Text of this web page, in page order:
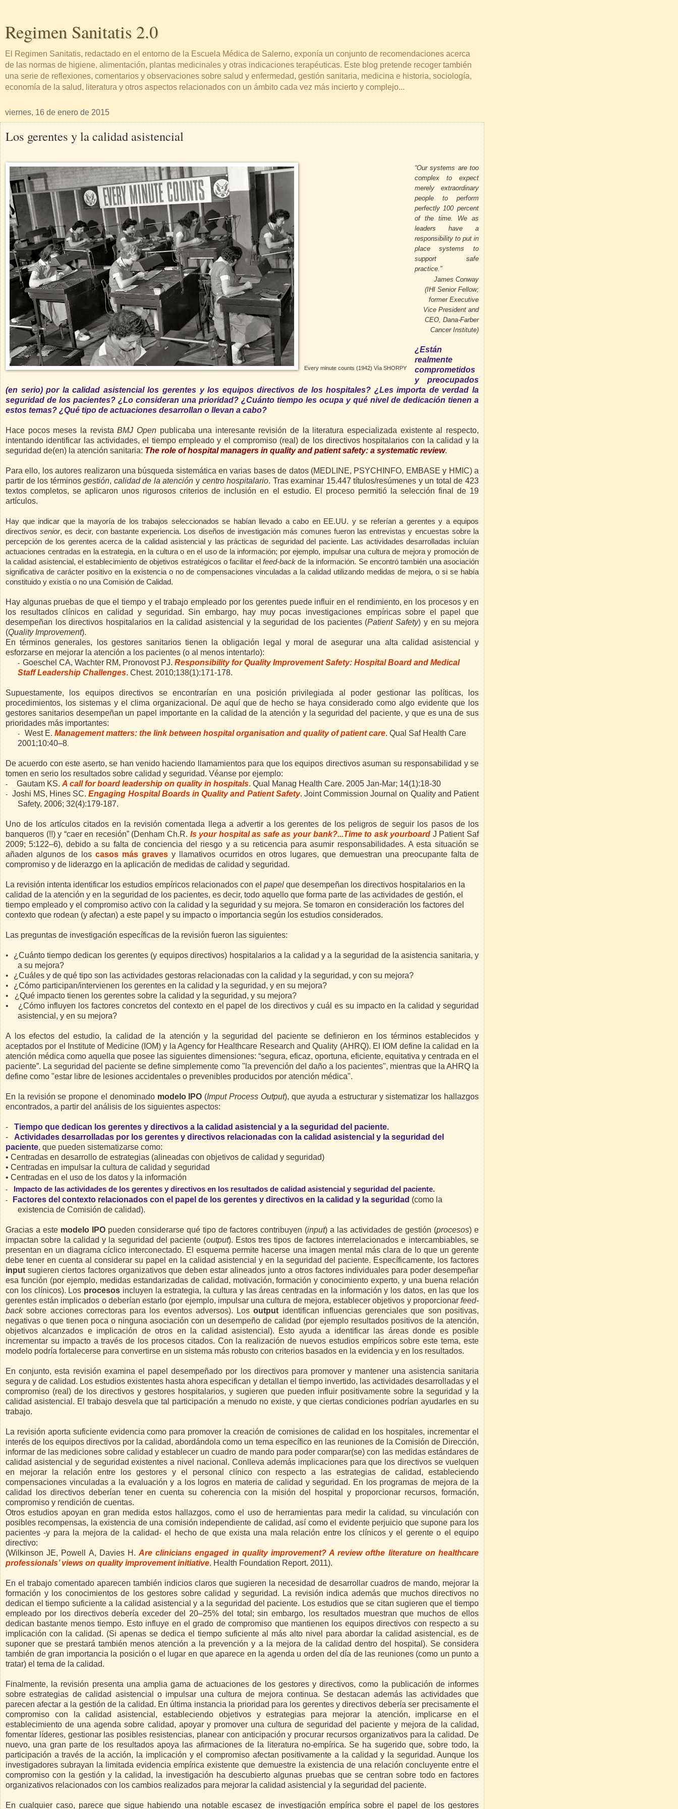
Regimen Sanitatis 2.0
El Regimen Sanitatis, redactado en el entorno de la Escuela Médica de Salerno, exponía un conjunto de recomendaciones acerca
de las normas de higiene, alimentación, plantas medicinales y otras indicaciones terapéuticas. Este blog pretende recoger también
una serie de reflexiones, comentarios y observaciones sobre salud y enfermedad, gestión sanitaria, medicina e historia, sociología,
economía de la salud, literatura y otros aspectos relacionados con un ámbito cada vez más incierto y complejo...
viernes, 16 de enero de 2015
Los gerentes y la calidad asistencial
Every minute counts (1942) Vía SHORPY
“Our systems are too
complex to expect
merely extraordinary
people to perform
perfectly 100 percent
of the time. We as
leaders have a
responsibility to put in
place systems to
support safe
practice.”
James Conway
(IHI Senior Fellow;
former Executive
Vice President and
CEO, Dana-Farber
Cancer Institute)
¿Están
realmente
comprometidos
y preocupados
(en serio) por la calidad asistencial los gerentes y los equipos directivos de los hospitales? ¿Les importa de verdad la
seguridad de los pacientes? ¿Lo consideran una prioridad? ¿Cuánto tiempo les ocupa y qué nivel de dedicación tienen a
estos temas? ¿Qué tipo de actuaciones desarrollan o llevan a cabo?
Hace pocos meses la revistaBMJ Openpublicaba una interesante revisión de la literatura especializada existente al respecto,
intentando identificar las actividades, el tiempo empleado y el compromiso (real) de los directivos hospitalarios con la calidad y la
seguridad de(en) la atención sanitaria: The role of hospital managers in quality and patient safety: a systematic review.
Para ello, los autores realizaron una búsqueda sistemática en varias bases de datos (MEDLINE, PSYCHINFO, EMBASE y HMIC) a
partir de los términosgestión, calidad de la atención y centro hospitalario. Tras examinar 15.447 títulos/resúmenes y un total de 423
textos completos, se aplicaron unos rigurosos criterios de inclusión en el estudio. El proceso permitió la selección final de 19
artículos.
Hay que indicar que la mayoría de los trabajos seleccionados se habían llevado a cabo en EE.UU. y se referían a gerentes y a equipos
directivossenior, es decir, con bastante experiencia. Los diseños de investigación más comunes fueron las entrevistas y encuestas sobre la
percepción de los gerentes acerca de la calidad asistencial y las prácticas de seguridad del paciente. Las actividades desarrolladas incluían
actuaciones centradas en la estrategia, en la cultura o en el uso de la información; por ejemplo, impulsar una cultura de mejora y promoción de
la calidad asistencial, el establecimiento de objetivos estratégicos o facilitar elfeed-back de la información. Se encontró también una asociación
significativa de carácter positivo en la existencia o no de compensaciones vinculadas a la calidad utilizando medidas de mejora, o si se había
constituido y existía o no una Comisión de Calidad.
Hay algunas pruebas de que el tiempo y el trabajo empleado por los gerentes puede influir en el rendimiento, en los procesos y en
los resultados clínicos en calidad y seguridad. Sin embargo, hay muy pocas investigaciones empíricas sobre el papel que
desempeñan los directivos hospitalarios en la calidad asistencial y la seguridad de los pacientes (Patient Safety) y en su mejora
(Quality Improvement).
En términos generales, los gestores sanitarios tienen la obligación legal y moral de asegurar una alta calidad asistencial y
esforzarse en mejorar la atención a los pacientes (o al menos intentarlo):
- Goeschel CA, Wachter RM, Pronovost PJ. Responsibility for Quality Improvement Safety: Hospital Board and Medical
Staff Leadership Challenges. Chest. 2010;138(1):171-178.
Supuestamente, los equipos directivos se encontrarían en una posición privilegiada al poder gestionar las políticas, los
procedimientos, los sistemas y el clima organizacional. De aquí que de hecho se haya considerado como algo evidente que los
gestores sanitarios desempeñan un papel importante en la calidad de la atención y la seguridad del paciente, y que es una de sus
prioridades más importantes:
- West E. Management matters: the link between hospital organisation and quality of patient care. Qual Saf Health Care
2001;10:40–8
De acuerdo con este aserto, se han venido haciendo llamamientos para que los equipos directivos asuman su responsabilidad y se
tomen en serio los resultados sobre calidad y seguridad. Véanse por ejemplo:
- Gautam KS. A call for board leadership on quality in hospitals. Qual Manag Health Care. 2005 Jan-Mar; 14(1):18-30
- Joshi MS, Hines SC. Engaging Hospital Boards in Quality and Patient Safety. Joint Commission Journal on Quality and Patient
Safety. 2006; 32(4):179-187.
Uno de los artículos citados en la revisión comentada llega a advertir a los gerentes de los peligros de seguir los pasos de los
banqueros (!!) y “caer en recesión” (Denham Ch.R. Is your hospital as safe as your bank?...Time to ask yourboard J Patient Saf
2009; 5:122–6), debido a su falta de conciencia del riesgo y a su reticencia para asumir responsabilidades. A esta situación se
añaden algunos de loscasos más graves y llamativos ocurridos en otros lugares, que demuestran una preocupante falta de
compromiso y de liderazgo en la aplicación de medidas de calidad y seguridad.
La revisión intenta identificar los estudios empíricos relacionados con el papel que desempeñan los directivos hospitalarios en la
calidad de la atención y en la seguridad de los pacientes, es decir, todo aquello que forma parte de las actividades de gestión, el
tiempo empleado y el compromiso activo con la calidad y la seguridad y su mejora. Se tomaron en consideración los factores del
contexto que rodean (y afectan) a este papel y su impacto o importancia según los estudios considerados.
Las preguntas de investigación específicas de la revisión fueron las siguientes:
•
¿Cuánto tiempo dedican los gerentes (y equipos directivos) hospitalarios a la calidad y a la seguridad de la asistencia sanitaria, y
a su mejora?
•
¿Cuáles y de qué tipo son las actividades gestoras relacionadas con la calidad y la seguridad, y con su mejora?
•
¿Cómo participan/intervienen los gerentes en la calidad y la seguridad, y en su mejora?
•
¿Qué impacto tienen los gerentes sobre la calidad y la seguridad, y su mejora?
•
¿Cómo influyen los factores concretos del contexto en el papel de los directivos y cuál es su impacto en la calidad y seguridad
asistencial, y en su mejora?
A los efectos del estudio, la calidad de la atención y la seguridad del paciente se definieron en los términos establecidos y
aceptados por el Institute of Medicine (IOM) y la Agency for Healthcare Research and Quality (AHRQ). El IOM define la calidad en la
atención médica como aquella que posee las siguientes dimensiones: “segura, eficaz, oportuna, eficiente, equitativa y centrada en el
paciente”. La seguridad del paciente se define simplemente como "la prevención del daño a los pacientes", mientras que la AHRQ la
define como "estar libre de lesiones accidentales o prevenibles producidos por atención médica".
En la revisión se propone el denominado modelo IPO (Imput Process Output), que ayuda a estructurar y sistematizar los hallazgos
encontrados, a partir del análisis de los siguientes aspectos:
- Tiempo que dedican los gerentes y directivos a la calidad asistencial y a la seguridad del paciente.
- Actividades desarrolladas por los gerentes y directivos relacionadas con la calidad asistencial y la seguridad del
paciente, que pueden sistematizarse como:
• Centradas en desarrollo de estrategias (alineadas con objetivos de calidad y seguridad)
• Centradas en impulsar la cultura de calidad y seguridad
• Centradas en el uso de los datos y la información
- Impacto de las actividades de los gerentes y directivos en los resultados de calidad asistencial y seguridad del paciente.
- Factores del contexto relacionados con el papel de los gerentes y directivos en la calidad y la seguridad (como la
existencia de Comisión de calidad).
Gracias a este modelo IPOpueden considerarse qué tipo de factores contribuyen (input) a las actividades de gestión (procesos) e
impactan sobre la calidad y la seguridad del paciente (output). Estos tres tipos de factores interrelacionados e intercambiables, se
presentan en un diagrama cíclico interconectado. El esquema permite hacerse una imagen mental más clara de lo que un gerente
debe tener en cuenta al considerar su papel en la calidad asistencial y en la seguridad del paciente. Específicamente, los factores
input sugieren ciertos factores organizativos que deben estar alineados junto a otros factores individuales para poder desempeñar
esa función (por ejemplo, medidas estandarizadas de calidad, motivación, formación y conocimiento experto, y una buena relación
con los clínicos). Los procesos incluyen la estrategia, la cultura y las áreas centradas en la información y los datos, en las que los
gerentes están implicados o deberían estarlo (por ejemplo, impulsar una cultura de mejora, establecer objetivos y proporcionar feed-
backsobre acciones correctoras para los eventos adversos). Losoutput identifican influencias gerenciales que son positivas,
negativas o que tienen poca o ninguna asociación con un desempeño de calidad (por ejemplo resultados positivos de la atención,
objetivos alcanzados e implicación de otros en la calidad asistencial). Esto ayuda a identificar las áreas donde es posible
incrementar su impacto a través de los procesos citados. Con la realización de nuevos estudios empíricos sobre este tema, este
modelo podría fortalecerse para convertirse en un sistema más robusto con criterios basados en la evidencia y en los resultados.
En conjunto, esta revisión examina el papel desempeñado por los directivos para promover y mantener una asistencia sanitaria
segura y de calidad. Los estudios existentes hasta ahora especifican y detallan el tiempo invertido, las actividades desarrolladas y el
compromiso (real) de los directivos y gestores hospitalarios, y sugieren que pueden influir positivamente sobre la seguridad y la
calidad asistencial. El trabajo desvela que tal participación a menudo no existe, y que ciertas condiciones podrían ayudarles en su
trabajo.
La revisión aporta suficiente evidencia como para promover la creación de comisiones de calidad en los hospitales, incrementar el
interés de los equipos directivos por la calidad, abordándola como un tema específico en las reuniones de la Comisión de Dirección,
informar de las mediciones sobre calidad y establecer un cuadro de mando para poder comparar(se) con las medidas estándares de
calidad asistencial y de seguridad existentes a nivel nacional. Conlleva además implicaciones para que los directivos se vuelquen
en mejorar la relación entre los gestores y el personal clínico con respecto a las estrategias de calidad, estableciendo
compensaciones vinculadas a la evaluación y a los logros en materia de calidad y seguridad. En los programas de mejora de la
calidad los directivos deberían tener en cuenta su coherencia con la misión del hospital y proporcionar recursos, formación,
compromiso y rendición de cuentas.
Otros estudios apoyan en gran medida estos hallazgos, como el uso de herramientas para medir la calidad, su vinculación con
posibles recompensas, la existencia de una comisión independiente de calidad, así como el evidente perjuicio que supone para los
pacientes -y para la mejora de la calidad- el hecho de que exista una mala relación entre los clínicos y el gerente o el equipo
directivo:
(Wilkinson JE, Powell A, Davies H.Are clinicians engaged in quality improvement? A review ofthe literature on healthcare
professionals’ views on quality improvement initiative. Health Foundation Report. 2011).
En el trabajo comentado aparecen también indicios claros que sugieren la necesidad de desarrollar cuadros de mando, mejorar la
formación y los conocimientos de los gestores sobre calidad y seguridad. La revisión indica además que muchos directivos no
dedican el tiempo suficiente a la calidad asistencial y a la seguridad del paciente. Los estudios que se citan sugieren que el tiempo
empleado por los directivos debería exceder del 20–25% del total; sin embargo, los resultados muestran que muchos de ellos
dedican bastante menos tiempo. Esto influye en el grado de compromiso que mantienen los equipos directivos con respecto a su
implicación con la calidad. (Si apenas se dedica el tiempo suficiente al más alto nivel para abordar la calidad asistencial, es de
suponer que se prestará también menos atención a la prevención y a la mejora de la calidad dentro del hospital). Se considera
también de gran importancia la posición o el lugar en que aparece en la agenda u orden del día de las reuniones (como un punto a
tratar) el tema de la calidad.
Finalmente, la revisión presenta una amplia gama de actuaciones de los gestores y directivos, como la publicación de informes
sobre estrategias de calidad asistencial o impulsar una cultura de mejora continua. Se destacan además las actividades que
parecen afectar a la gestión de la calidad. En última instancia la prioridad para los gerentes y directivos debería ser precisamente el
compromiso con la calidad asistencial, estableciendo objetivos y estrategias para mejorar la atención, implicarse en el
establecimiento de una agenda sobre calidad, apoyar y promover una cultura de seguridad del paciente y mejora de la calidad,
fomentar líderes, gestionar las posibles resistencias, planear con anticipación y procurar recursos organizativos para la calidad. De
nuevo, una gran parte de los resultados apoya las afirmaciones de la literatura no-empírica. Se ha sugerido que, sobre todo, la
participación a través de la acción, la implicación y el compromiso afectan positivamente a la calidad y la seguridad. Aunque los
investigadores subrayan la limitada evidencia empírica existente que demuestre la existencia de una relación concluyente entre el
compromiso con la gestión y la calidad, la investigación ha descubierto algunas pruebas que se centran sobre todo en factores
organizativos relacionados con los cambios realizados para mejorar la calidad asistencial y la seguridad del paciente.
En cualquier caso, parece que sigue habiendo una notable escasez de investigación empírica sobre el papel de los gestores